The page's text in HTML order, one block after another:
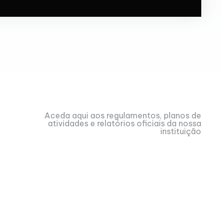
Aceda aqui aos regulamentos, planos de
atividades e relatórios oficiais da nossa
instituição